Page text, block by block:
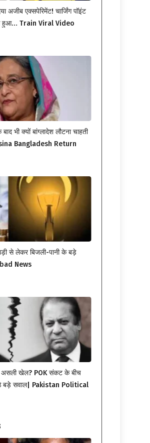
अजीब एक्सपेरिमेंट! चार्जिंग पॉइंट
जो हुआ… Train Viral Video
भी क्यों बांग्लादेश लौटना चाहती
Bangladesh Return
से लेकर बिजली-पानी के बड़े
News
असली खेल? POK संकट के बीच
बड़े सवाल| Pakistan Political